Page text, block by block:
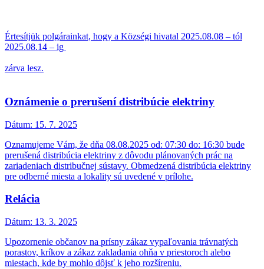
Értesítjük polgárainkat, hogy a Községi hivatal 2025.08.08 – tól
2025.08.14 – ig
zárva lesz.
Oznámenie o prerušení distribúcie elektriny
Dátum: 15. 7. 2025
Oznamujeme Vám, že dňa 08.08.2025 od: 07:30 do: 16:30 bude
prerušená distribúcia elektriny z dôvodu plánovaných prác na
zariadeniach distribučnej sústavy. Obmedzená distribúcia elektriny
pre odberné miesta a lokality sú uvedené v prílohe.
Relácia
Dátum: 13. 3. 2025
Upozornenie občanov na prísny zákaz vypaľovania trávnatých
porastov, kríkov a zákaz zakladania ohňa v priestoroch alebo
miestach, kde by mohlo dôjsť k jeho rozšíreniu.